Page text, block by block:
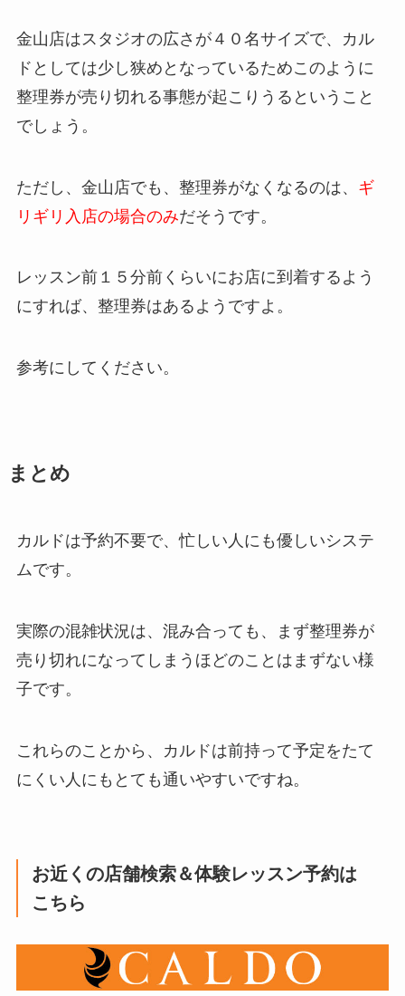
金山店はスタジオの広さが４０名サイズで、カル
ドとしては少し狭めとなっているためこのように
整理券が売り切れる事態が起こりうるということ
でしょう。
ただし、金山店でも、整理券がなくなるのは、 ギ
リギリ入店の場合のみだそうです。
レッスン前１５分前くらいにお店に到着するよう
にすれば、整理券はあるようですよ。
参考にしてください。
まとめ
カルドは予約不要で、忙しい人にも優しいシステ
ムです。
実際の混雑状況は、混み合っても、まず整理券が
売り切れになってしまうほどのことはまずない様
子です。
これらのことから、カルドは前持って予定をたて
にくい人にもとても通いやすいですね。
お近くの店舗検索＆体験レッスン予約は
こちら